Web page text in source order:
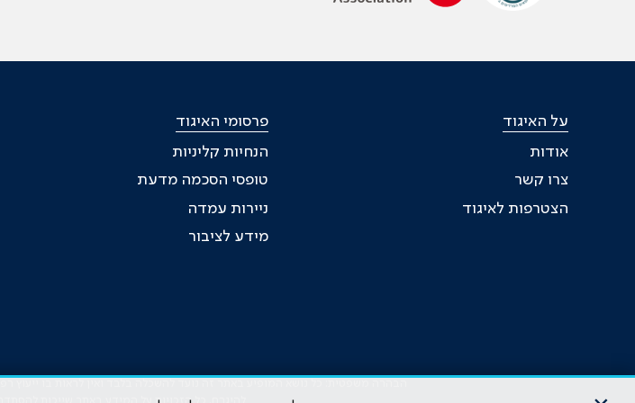
על האיגוד
אודות
צרו קשר
הצטרפות לאיגוד
פרסומי האיגוד
הנחיות קליניות
טופסי הסכמה מדעת
ניירות עמדה
מידע לציבור
להיגרם. כל הזכויות על המידע באתר שייכות